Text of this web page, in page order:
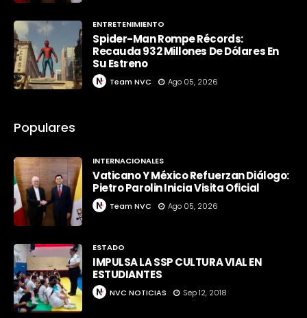
ENTRETENIMIENTO
Spider-Man Rompe Récords:
Recauda 932 Millones De Dólares En
Su Estreno
Team NVC Ago 05, 2026
Populares
INTERNACIONALES
Vaticano Y México Refuerzan Diálogo:
Pietro Parolin Inicia Visita Oficial
Team NVC Ago 05, 2026
ESTADO
IMPULSA LA SSP CULTURA VIAL EN
ESTUDIANTES
NVC NOTICIAS Sep 12, 2018